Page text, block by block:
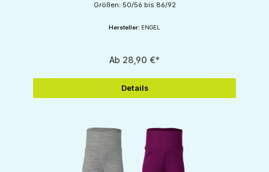
Größen: 50/56 bis 86/92
Hersteller: ENGEL
Ab 28,90 €*
Details